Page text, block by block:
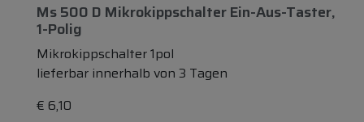
Ms 500 D Mikrokippschalter Ein-Aus-Taster,
1-Polig
Mikrokippschalter 1pol
lieferbar innerhalb von 3 Tagen
€ 6,10